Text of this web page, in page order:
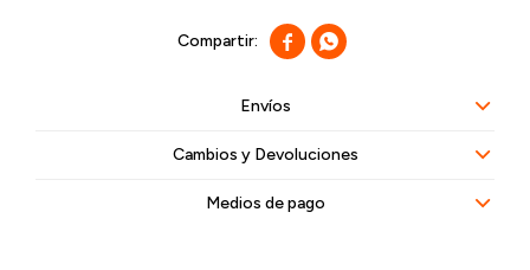
 
Envíos
Cambios y Devoluciones
Medios de pago